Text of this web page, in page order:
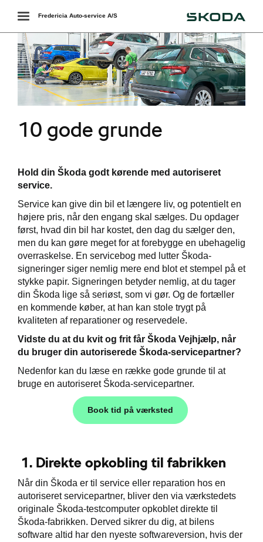
= højere
slid
Toggle
navigation
Fredericia Auto-service A/S
10 gode grunde
Hold din Škoda godt kørende med autoriseret
service.
Service kan give din bil et længere liv, og potentielt en
højere pris, når den engang skal sælges. Du opdager
først, hvad din bil har kostet, den dag du sælger den,
men du kan gøre meget for at forebygge en ubehagelig
overraskelse. En servicebog med lutter Škoda-
signeringer siger nemlig mere end blot et stempel på et
stykke papir. Signeringen betyder nemlig, at du tager
din Škoda lige så seriøst, som vi gør. Og de fortæller
en kommende køber, at han kan stole trygt på
kvaliteten af reparationer og reservedele.
Vidste du at du kvit og frit får Škoda Vejhjælp, når
du bruger din autoriserede Škoda-servicepartner?
Nedenfor kan du læse en række gode grunde til at
bruge en autoriseret Škoda-servicepartner.
Book tid på værksted
1. Direkte opkobling til fabrikken
Når din Škoda er til service eller reparation hos en
autoriseret servicepartner, bliver den via værkstedets
originale Škoda-testcomputer opkoblet direkte til
Škoda-fabrikken. Derved sikrer du dig, at bilens
software altid har den nyeste softwareversion, hvis der